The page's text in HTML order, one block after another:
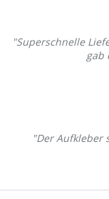
"Superschnelle
gab
"Der Aufkleber